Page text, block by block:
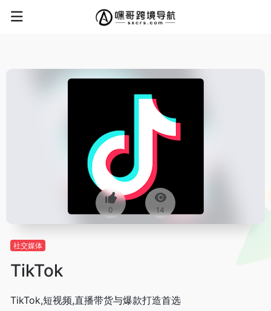
0 14
社交媒体
TikTok
TikTok,短视频,直播带货与爆款打造首选